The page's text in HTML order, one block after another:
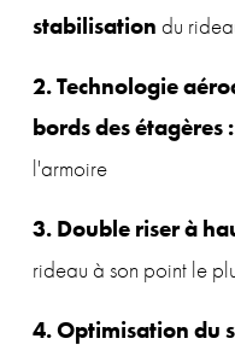
stabilisation du
2. Technologie
bords des étagères
l'armoire
3. Double riser à
rideau à son point le
4. Optimisation du